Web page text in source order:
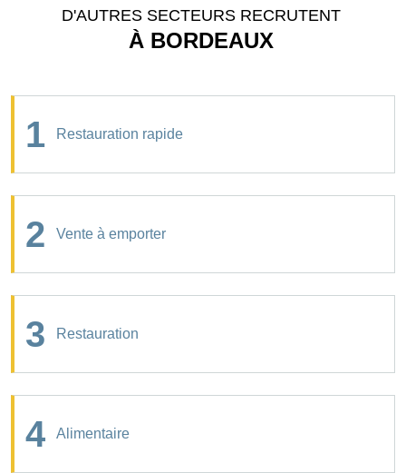
D'AUTRES SECTEURS RECRUTENT
À BORDEAUX
1 Restauration rapide
2 Vente à emporter
3 Restauration
4 Alimentaire